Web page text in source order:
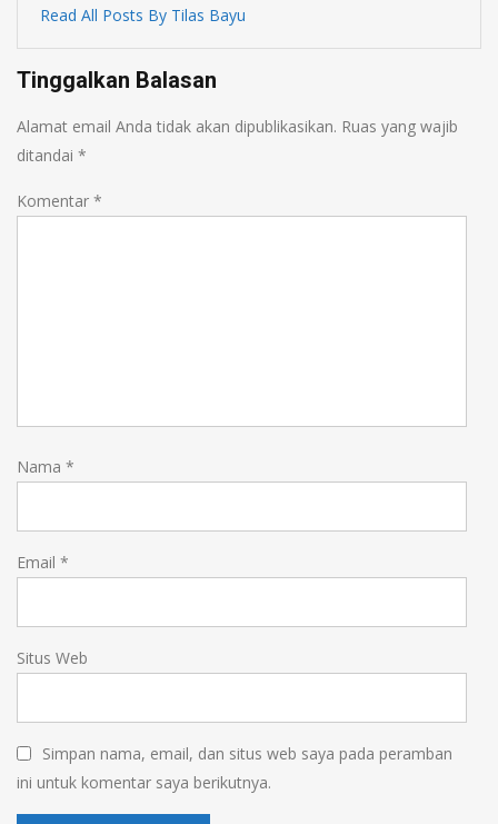
Read All Posts By Tilas Bayu
Tinggalkan Balasan
Alamat email Anda tidak akan dipublikasikan. Ruas yang wajib
ditandai *
Komentar *
Nama *
Email *
Situs Web
Simpan nama, email, dan situs web saya pada peramban
ini untuk komentar saya berikutnya.